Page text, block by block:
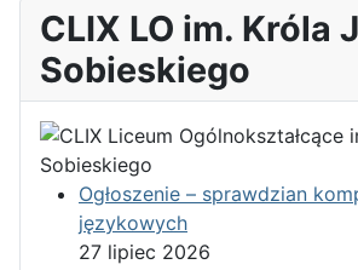
CLIX LO im. Króla
Sobieskiego
Ogłoszenie – sprawdzian
językowych
27 lipiec 2026